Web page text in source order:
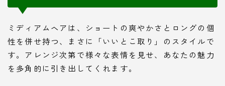
ミディアムヘアは、ショートの爽やかさとロングの個
性を併せ持つ、まさに「いいとこ取り」のスタイルで
す。アレンジ次第で様々な表情を見せ、あなたの魅力
を多角的に引き出してくれます。